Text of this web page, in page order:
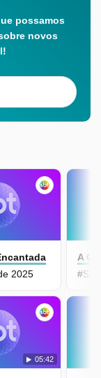
possamos
novos
2025
05:42
A